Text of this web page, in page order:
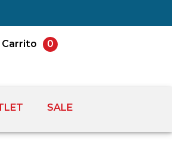
Carrito 0
SALE